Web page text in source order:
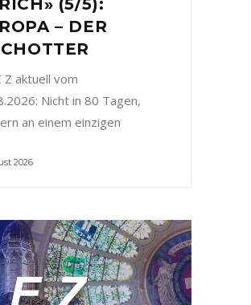
(5/5):
– DER
Z aktuell vom
Nicht in 80 Tagen,
an einem einzigen
2026